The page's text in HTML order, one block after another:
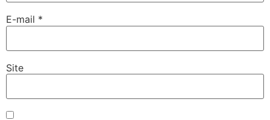
E-mail *
Site